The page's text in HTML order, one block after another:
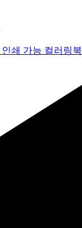
인쇄 가능 컬러링북